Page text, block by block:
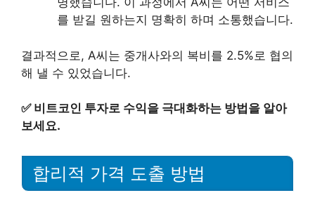
를 받길 원하는지 명확히 하며 소통했습니다.
결과적으로, A씨는 중개사와의 복비를 2.5%로 협의
해 낼 수 있었습니다.
✅ 비트코인 투자로 수익을 극대화하는 방법을 알아
보세요.
합리적 가격 도출 방법